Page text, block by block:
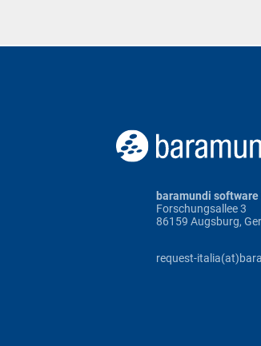
baramundi software
Forschungsallee 3
86159 Augsburg,
request-